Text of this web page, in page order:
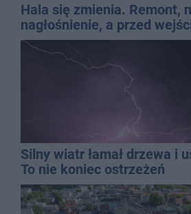
Hala się zmienia. Remont,
nagłośnienie, a przed
QEMETICA ARENA
Silny wiatr łamał drzewa i
To nie koniec ostrzeżeń